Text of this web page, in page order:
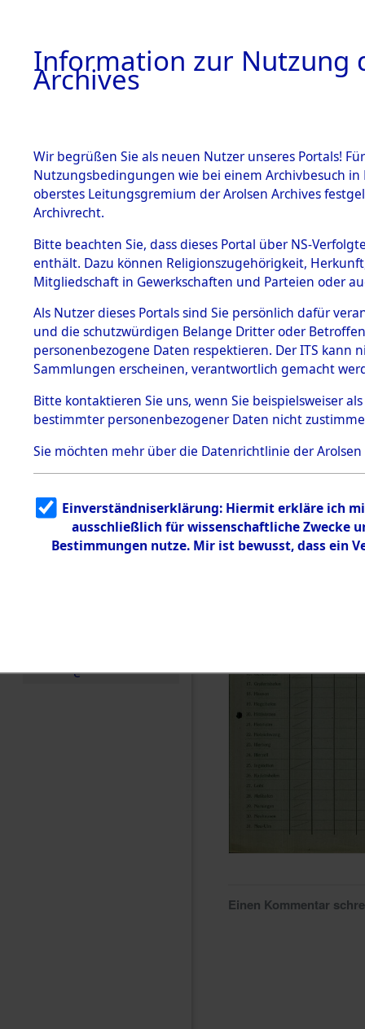
BESTÄNDE
1.
mente
5. Verschiedenes
5.3
Todesmärsche
5.3.1 Alliierte
Erhebungen
zu
Todesmärsch
en
5.3.2
g
5.3.3
Todesmärsch
e
von
Toter aus
Ort ihrer
0003
Einen Kommentar
Information zur Nutzung
Archives
Wir begrüßen Sie als neuen Nutzer unseres Portals!
Nutzungsbedingungen wie bei einem Archivbesuch
oberstes Leitungsgremium der Arolsen Archives
Archivrecht.
Bitte beachten Sie, dass dieses Portal über NS-
enthält. Dazu können Religionszugehörigkeit,
Mitgliedschaft in Gewerkschaften und Parteien oder
Als Nutzer dieses Portals sind Sie persönlich dafür
und die schutzwürdigen Belange Dritter oder
personenbezogene Daten respektieren. Der ITS
Sammlungen erscheinen, verantwortlich gemacht
Bitte kontaktieren Sie uns, wenn Sie beispielsweiser
bestimmter personenbezogener Daten nicht
Sie möchten mehr über die Datenrichtlinie der Arolsen
Einverständniserklärung: Hiermit erkläre ich
ausschließlich für wissenschaftliche Zwecke
Bestimmungen nutze. Mir ist bewusst, dass ein